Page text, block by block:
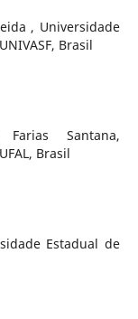
, Universidade
Brasil
Santana,
Brasil
Estadual de